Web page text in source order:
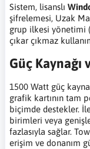
Sistem, lisanslı
şifrelemesi, Uzak
grup ilkesi yönetimi
çıkar çıkmaz
Güç Kaynağı
1500 Watt güç
grafik kartının tam
biçimde destekler.
birimleri veya
fazlasıyla sağlar.
erişim ve donanım